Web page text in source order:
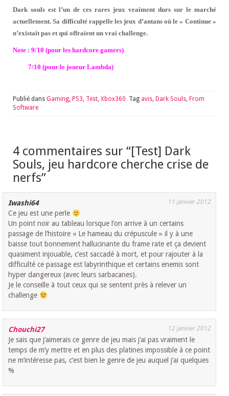
Dark souls est l’un de ces rares jeux vraiment durs sur le marché
actuellement. Sa difficulté rappelle les jeux d’antans où le « Continue »
n’existait pas et qui offraient un vrai challenge.
Note : 9/10 (pour les hardcore gamers)
7/10 (pour le joueur Lambda)
Publié dans Gaming, PS3, Test, Xbox360 Tag avis, Dark Souls, From
Software
4 commentaires sur “[Test] Dark
Souls, jeu hardcore cherche crise de
nerfs”
Iwashi64 11 janvier 2012
Ce jeu est une perle
Un point noir au tableau lorsque l’on arrive à un certains
passage de l’histoire « Le hameau du crépuscule » il y à une
baisse tout bonnement hallucinante du frame rate et ça devient
quasiment injouable, c’est saccadé à mort, et pour rajouter à la
difficulté ce passage est labyrinthique et certains enemis sont
hyper dangereux (avec leurs sarbacanes).
Je le conseille à tout ceux qui se sentent près à relever un
challenge
Chouchi27 12 janvier 2012
Je sais que j’aimerais ce genre de jeu mais j’ai pas vraiment le
temps de m’y mettre et en plus des platines impossible à ce point
ne m’intéresse pas, c’est bien le genre de jeu auquel j’ai quelques
%